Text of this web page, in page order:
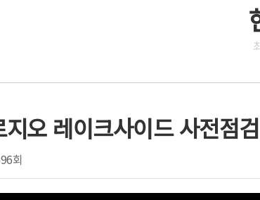
오 레이크사이드 사전점
회